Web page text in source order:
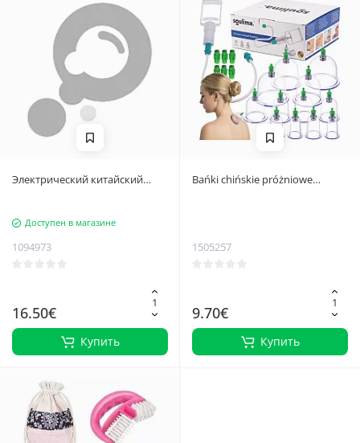
Электрический китайский
C, регулировка интенсивности
- пластик черный
Доступен в магазине
1094973
16.50€
Купить
Bańki chińskie próżniowe
1505257
9.70€
Купить